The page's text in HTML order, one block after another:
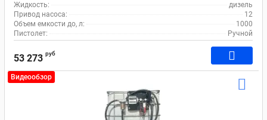
Жидкость:
дизель
Привод насоса:
12
Объем емкости до, л:
1000
Пистолет:
Ручной
53 273 руб
Видеообзор